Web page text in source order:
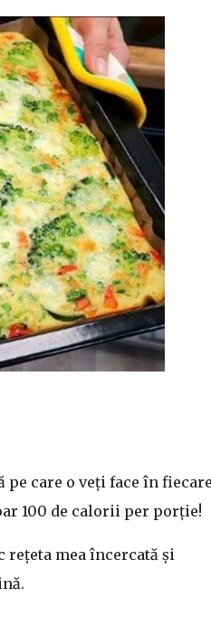
pe care o veți face în
100 de calorii per porție!
rețeta mea încercată și